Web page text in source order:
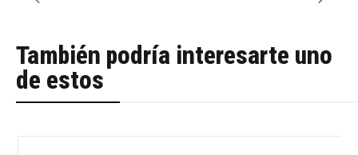
También podría interesarte uno
de estos